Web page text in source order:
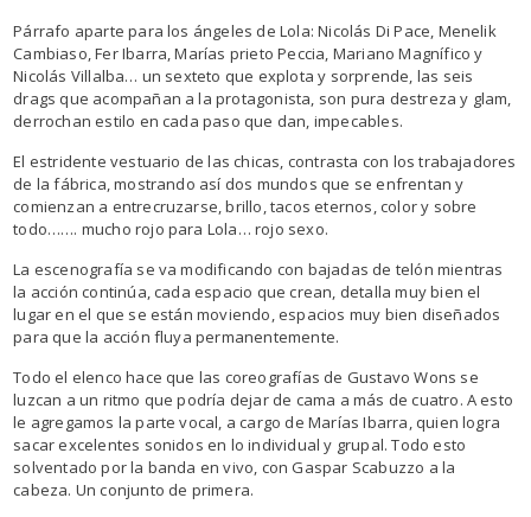
Párrafo aparte para los ángeles de Lola: Nicolás Di Pace, Menelik
Cambiaso, Fer Ibarra, Marías prieto Peccia, Mariano Magnífico y
Nicolás Villalba… un sexteto que explota y sorprende, las seis
drags que acompañan a la protagonista, son pura destreza y glam,
derrochan estilo en cada paso que dan, impecables.
El estridente vestuario de las chicas, contrasta con los trabajadores
de la fábrica, mostrando así dos mundos que se enfrentan y
comienzan a entrecruzarse, brillo, tacos eternos, color y sobre
todo……. mucho rojo para Lola… rojo sexo.
La escenografía se va modificando con bajadas de telón mientras
la acción continúa, cada espacio que crean, detalla muy bien el
lugar en el que se están moviendo, espacios muy bien diseñados
para que la acción fluya permanentemente.
Todo el elenco hace que las coreografías de Gustavo Wons se
luzcan a un ritmo que podría dejar de cama a más de cuatro. A esto
le agregamos la parte vocal, a cargo de Marías Ibarra, quien logra
sacar excelentes sonidos en lo individual y grupal. Todo esto
solventado por la banda en vivo, con Gaspar Scabuzzo a la
cabeza. Un conjunto de primera.